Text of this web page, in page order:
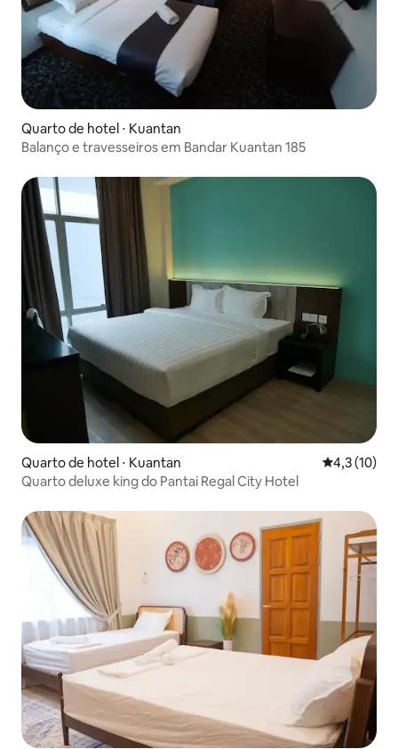
Quarto de hotel ⋅ Kuantan
Balanço e travesseiros em Bandar Kuantan 185
Quarto de hotel ⋅ Kuantan 4,3 de uma
4,3 (10)
Quarto deluxe king do Pantai Regal City Hotel